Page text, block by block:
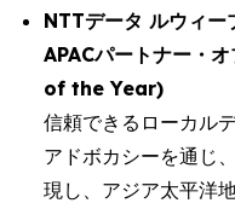
NTTデータ ルウィ
APACパートナー・
of the Year)
信頼できるローカル
アドボカシーを通じ
現し、アジア太平洋